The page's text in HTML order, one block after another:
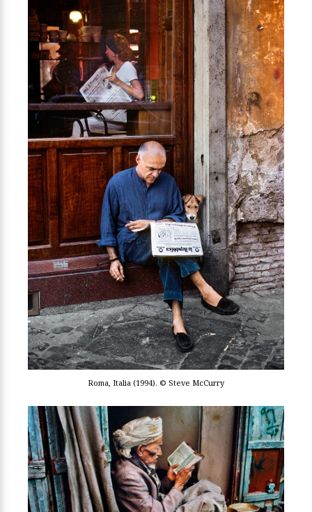
Roma, Italia (1994). © Steve McCurry